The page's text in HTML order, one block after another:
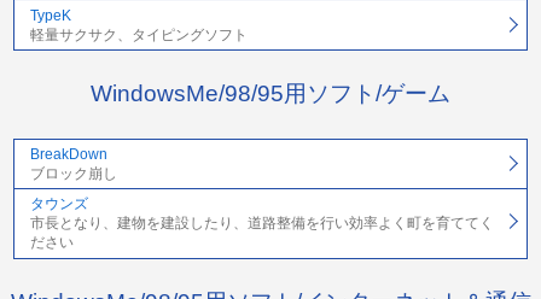
TypeK
軽量サクサク、タイピングソフト
WindowsMe/98/95用ソフト/ゲーム
BreakDown
ブロック崩し
タウンズ
市長となり、建物を建設したり、道路整備を行い効率よく町を育ててく
ださい